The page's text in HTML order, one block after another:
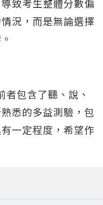
致考生整體分數偏
況，而是無論選擇
包含了聽、說、
悉的多益測驗，包
一定程度，希望作